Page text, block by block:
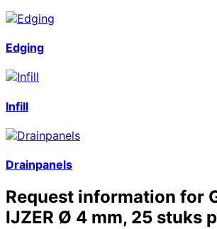
Edging
Infill
Drainpanels
Request information for
IJZER Ø 4 mm, 25 stuks